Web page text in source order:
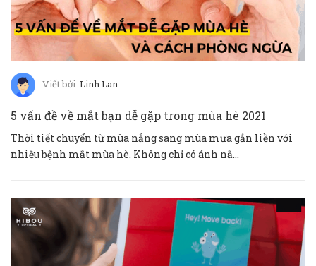
Viết bởi: Linh Lan
5 vấn đề về mắt bạn dễ gặp trong mùa hè 2021
Thời tiết chuyển từ mùa nắng sang mùa mưa gắn liền với
nhiều bệnh mắt mùa hè. Không chỉ có ánh nắ...